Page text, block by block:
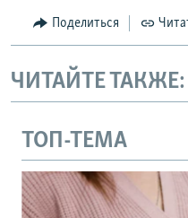
Поделиться
ЧИТАЙТЕ ТАКЖЕ:
ТОП-ТЕМА